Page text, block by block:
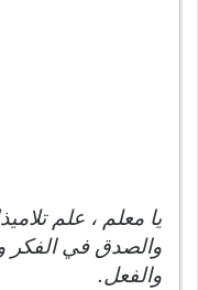
يا معلم ، علم
والصدق في الفكر
والفعل.